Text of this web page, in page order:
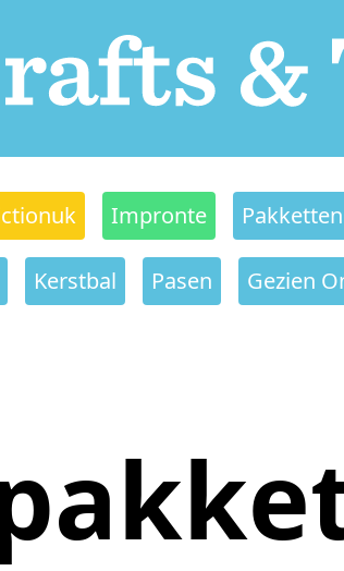
Impronte Pakketten
Kerstbal Pasen Gezien